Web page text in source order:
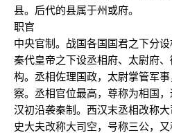
县。后代的县属于州或府。
职官
中央官制。战国各国国君之下分设
秦代皇帝之下设丞相府、太尉府
构。丞相佐理国政，太尉掌管军
察。丞相官位最高，尊称为相国，
汉初沿袭秦制。西汉末丞相改称
史大夫改称大司空，号称三公，又